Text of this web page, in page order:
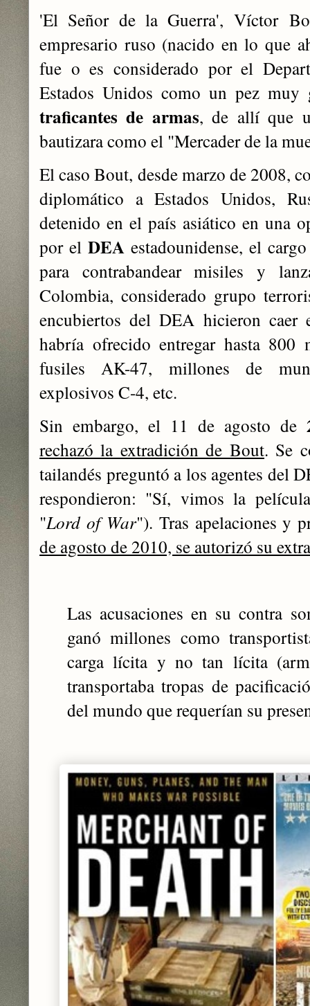
'El Señor de la Guerra', Víctor
empresario ruso (nacido en lo que
fue o es considerado por el
Estados Unidos como un pez
traficantes de armas, de allí que
bautizara como el "Mercader de la
El caso Bout, desde marzo de 2008,
diplomático a Estados Unidos,
detenido en el país asiático en una
por el DEA estadounidense, el
para contrabandear misiles y
Colombia, considerado grupo
encubiertos del DEA hicieron
habría ofrecido entregar hasta 800
fusiles AK-47, millones de
explosivos C-4, etc.
Sin embargo, el 11 de agosto de
rechazó la extradición de Bout. Se
tailandés preguntó a los agentes del
respondieron: "Sí, vimos la
"Lord of War"). Tras apelaciones y
de agosto de 2010, se autorizó su
Las acusaciones en su contra
ganó millones como
carga lícita y no tan lícita
transportaba tropas de
del mundo que requerían su